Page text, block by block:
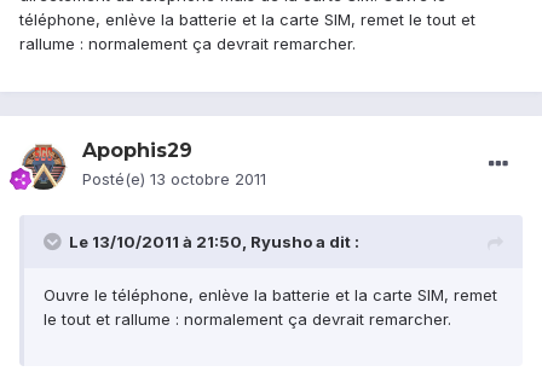
téléphone, enlève la batterie et la carte SIM, remet le tout et
rallume : normalement ça devrait remarcher.
Apophis29
Posté(e) 13 octobre 2011
Le 13/10/2011 à 21:50, Ryusho a dit :
Ouvre le téléphone, enlève la batterie et la carte SIM, remet
le tout et rallume : normalement ça devrait remarcher.